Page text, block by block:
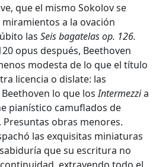
que el mismo Sokolov se
a la ovación
las Seis bagatelas op. 126.
opus después, Beethoven
modesta de lo que el título
licencia o dislate: las
Beethoven lo que losIntermezzia
pianístico camuflados de
obras menores.
las exquisitas miniaturas
que su escritura no